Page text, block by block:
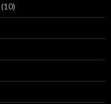
(10)